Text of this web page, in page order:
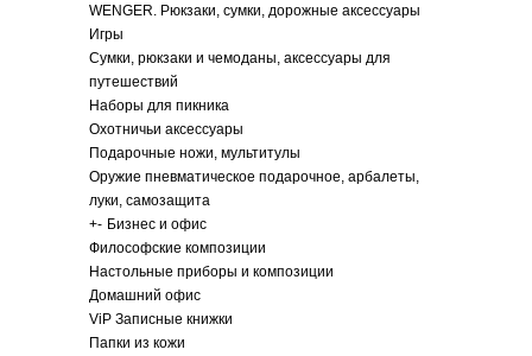
WENGER. Рюкзаки, сумки, дорожные аксессуары
Игры
Сумки, рюкзаки и чемоданы, аксессуары для
путешествий
Наборы для пикника
Охотничьи аксессуары
Подарочные ножи, мультитулы
Оружие пневматическое подарочное, арбалеты,
луки, самозащита
+- Бизнес и офис
Философские композиции
Настольные приборы и композиции
Домашний офис
ViP Записные книжки
Папки из кожи